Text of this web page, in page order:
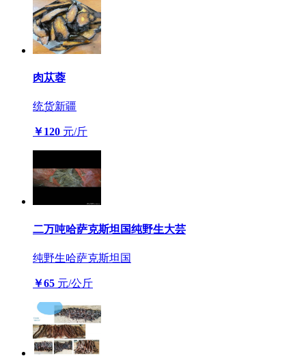
肉苁蓉
统货新疆
￥120 元/斤
二万吨哈萨克斯坦国纯野生大芸
纯野生哈萨克斯坦国
￥65 元/公斤